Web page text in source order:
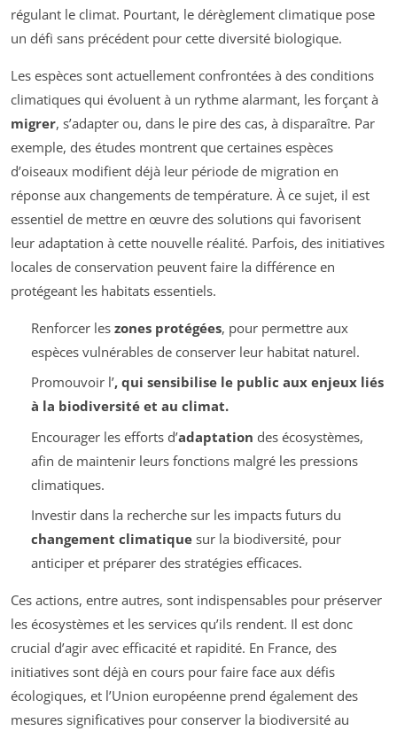
régulant le climat. Pourtant, le dérèglement climatique pose
un défi sans précédent pour cette diversité biologique.
Les espèces sont actuellement confrontées à des conditions
climatiques qui évoluent à un rythme alarmant, les forçant à
migrer, s’adapter ou, dans le pire des cas, à disparaître. Par
exemple, des études montrent que certaines espèces
d’oiseaux modifient déjà leur période de migration en
réponse aux changements de température. À ce sujet, il est
essentiel de mettre en œuvre des solutions qui favorisent
leur adaptation à cette nouvelle réalité. Parfois, des initiatives
locales de conservation peuvent faire la différence en
protégeant les habitats essentiels.
Renforcer les zones protégées, pour permettre aux
espèces vulnérables de conserver leur habitat naturel.
Promouvoir l’, qui sensibilise le public aux enjeux liés
à la biodiversité et au climat.
Encourager les efforts d’adaptation des écosystèmes,
afin de maintenir leurs fonctions malgré les pressions
climatiques.
Investir dans la recherche sur les impacts futurs du
changement climatiquesur la biodiversité, pour
anticiper et préparer des stratégies efficaces.
Ces actions, entre autres, sont indispensables pour préserver
les écosystèmes et les services qu’ils rendent. Il est donc
crucial d’agir avec efficacité et rapidité. En France, des
initiatives sont déjà en cours pour faire face aux défis
écologiques, et l’Union européenne prend également des
mesures significatives pour conserver la biodiversité au